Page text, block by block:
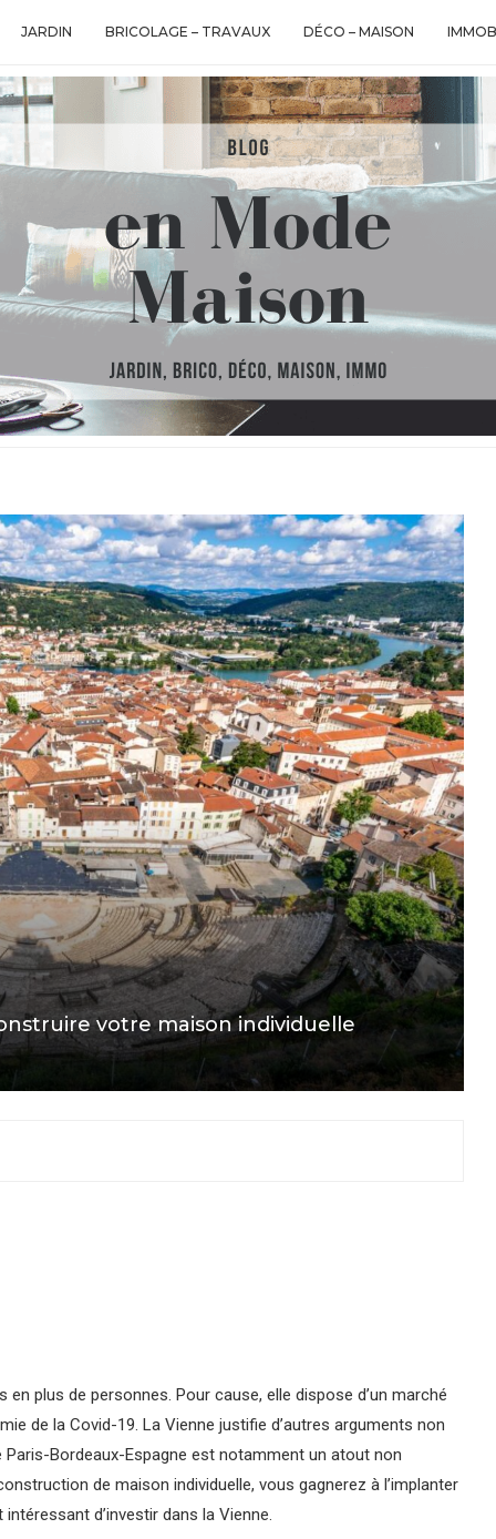
JARDIN BRICOLAGE – TRAVAUX DÉCO – MAISON
votre maison individuelle
plus de personnes. Pour cause, elle dispose d’un marché
de la Covid-19. La Vienne justifie d’autres arguments non
Bordeaux-Espagne est notamment un atout non
de maison individuelle, vous gagnerez à l’implanter
d’investir dans la Vienne.